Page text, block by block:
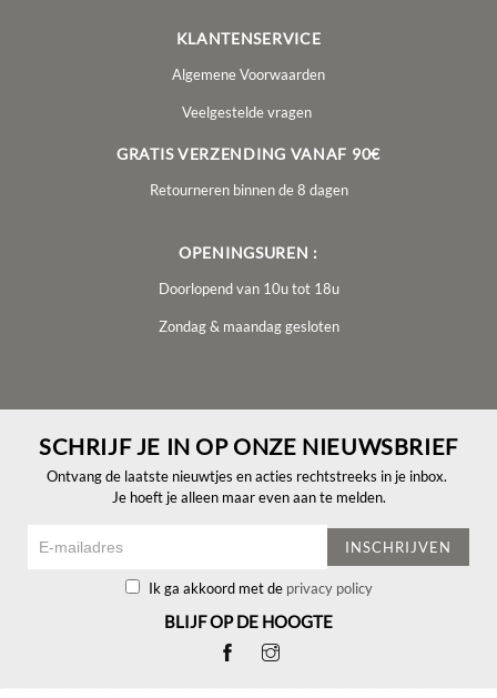
KLANTENSERVICE
Algemene Voorwaarden
Veelgestelde vragen
GRATIS VERZENDING VANAF 90€
Retourneren binnen de 8 dagen
OPENINGSUREN :
Doorlopend van 10u tot 18u
Zondag & maandag gesloten
SCHRIJF JE IN OP ONZE NIEUWSBRIEF
Ontvang de laatste nieuwtjes en acties rechtstreeks in je inbox.
Je hoeft je alleen maar even aan te melden.
INSCHRIJVEN
Ik ga akkoord met de privacy policy
BLIJF OP DE HOOGTE